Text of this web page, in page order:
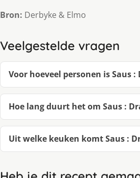
Bron: Derbyke & Elmo
Veelgestelde vragen
Voor hoeveel personen is Saus :
Hoe lang duurt het om Saus :
Uit welke keuken komt Saus :